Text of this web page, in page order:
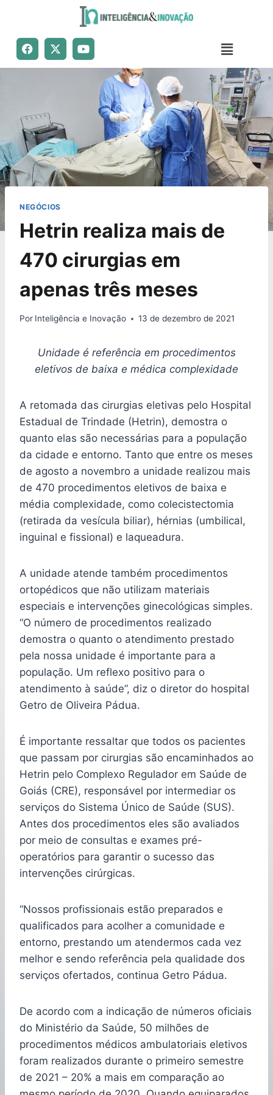
NEGÓCIOS
Hetrin realiza mais de
470 cirurgias em
apenas três meses
Por Inteligência e Inovação 13 de dezembro de 2021
Unidade é referência em procedimentos
eletivos de baixa e médica complexidade
A retomada das cirurgias eletivas pelo Hospital
Estadual de Trindade (Hetrin), demostra o
quanto elas são necessárias para a população
da cidade e entorno. Tanto que entre os meses
de agosto a novembro a unidade realizou mais
de 470 procedimentos eletivos de baixa e
média complexidade, como colecistectomia
(retirada da vesícula biliar), hérnias (umbilical,
inguinal e fissional) e laqueadura.
A unidade atende também procedimentos
ortopédicos que não utilizam materiais
especiais e intervenções ginecológicas simples.
“O número de procedimentos realizado
demostra o quanto o atendimento prestado
pela nossa unidade é importante para a
população. Um reflexo positivo para o
atendimento à saúde”, diz o diretor do hospital
Getro de Oliveira Pádua.
É importante ressaltar que todos os pacientes
que passam por cirurgias são encaminhados ao
Hetrin pelo Complexo Regulador em Saúde de
Goiás (CRE), responsável por intermediar os
serviços do Sistema Único de Saúde (SUS).
Antes dos procedimentos eles são avaliados
por meio de consultas e exames pré-
operatórios para garantir o sucesso das
intervenções cirúrgicas.
“Nossos profissionais estão preparados e
qualificados para acolher a comunidade e
entorno, prestando um atendermos cada vez
melhor e sendo referência pela qualidade dos
serviços ofertados, continua Getro Pádua.
De acordo com a indicação de números oficiais
do Ministério da Saúde, 50 milhões de
procedimentos médicos ambulatoriais eletivos
foram realizados durante o primeiro semestre
de 2021 – 20% a mais em comparação ao